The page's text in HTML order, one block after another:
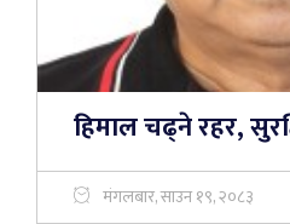
हिमाल चढ्ने रहर,
मंगलबार, साउन १९, २०८३